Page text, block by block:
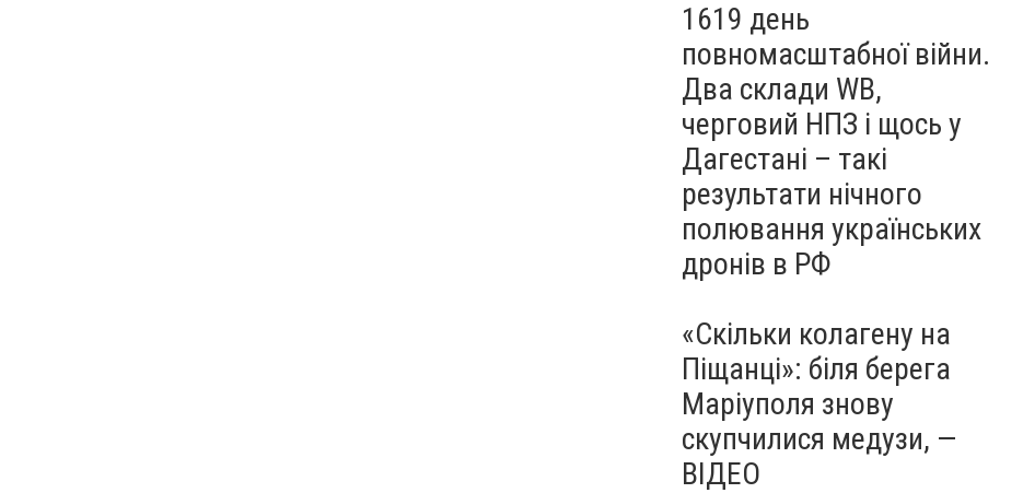
1619 день
повномасштабної війни.
Два склади WB,
черговий НПЗ і щось у
Дагестані – такі
результати нічного
полювання українських
дронів в РФ
«Скільки колагену на
Піщанці»: біля берега
Маріуполя знову
скупчилися медузи, —
ВІДЕО